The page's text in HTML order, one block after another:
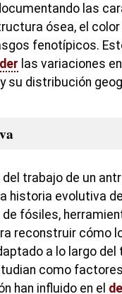
las
ósea, el color
fenotípicos.
las variaciones
su distribución
trabajo de un
historia evolutiva
de fósiles,
reconstruir cómo
a lo largo del
como
han influido en el